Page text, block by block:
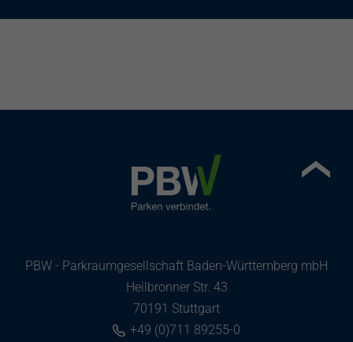
PBW - Parkraumgesellschaft Baden-Württemberg mbH
Heilbronner Str. 43
70191 Stuttgart
+49 (0)711 89255-0